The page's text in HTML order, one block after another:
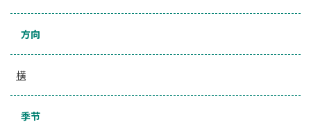
方向
横
季节